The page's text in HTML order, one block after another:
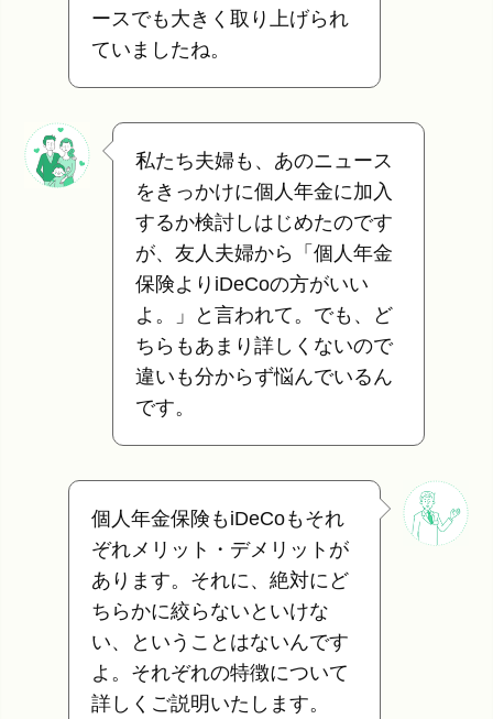
ースでも大きく取り上げられ
ていましたね。
私たち夫婦も、あのニュース
をきっかけに個人年金に加入
するか検討しはじめたのです
が、友人夫婦から「個人年金
保険よりiDeCoの方がいい
よ。」と言われて。でも、ど
ちらもあまり詳しくないので
違いも分からず悩んでいるん
です。
個人年金保険もiDeCoもそれ
ぞれメリット・デメリットが
あります。それに、絶対にど
ちらかに絞らないといけな
い、ということはないんです
よ。それぞれの特徴について
詳しくご説明いたします。